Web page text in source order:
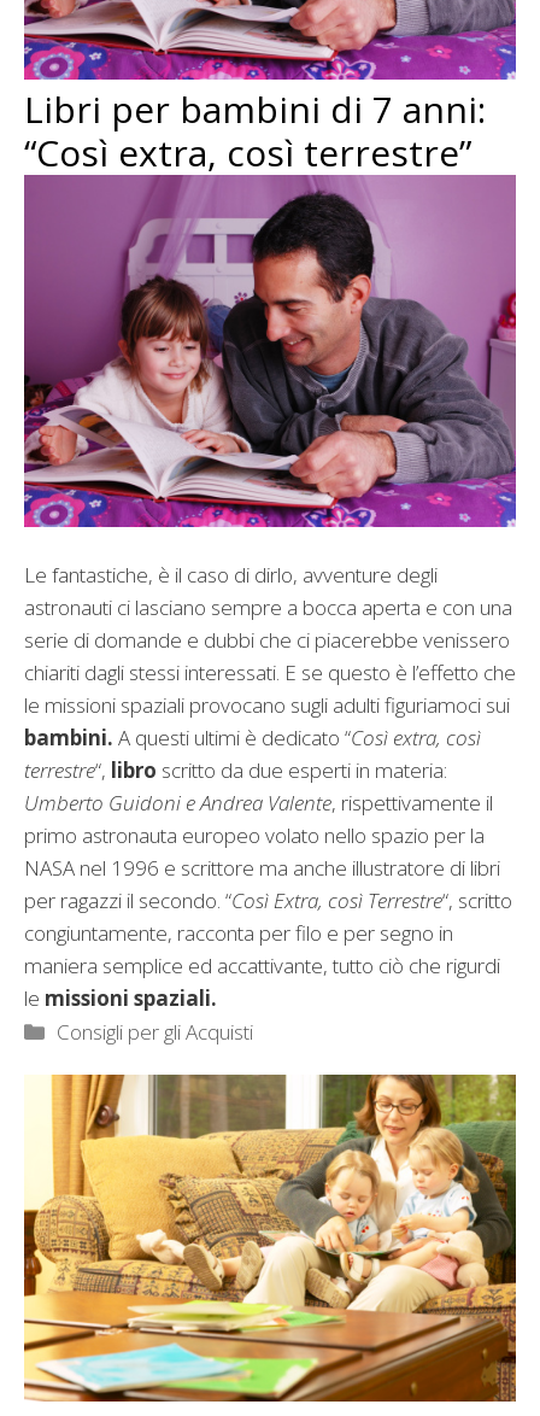
Libri per bambini di 7 anni:
“Così extra, così terrestre”
Le fantastiche, è il caso di dirlo, avventure degli
astronauti ci lasciano sempre a bocca aperta e con una
serie di domande e dubbi che ci piacerebbe venissero
chiariti dagli stessi interessati. E se questo è l’effetto che
le missioni spaziali provocano sugli adulti figuriamoci sui
bambini. A questi ultimi è dedicato “Così extra, così
terrestre“, libro scritto da due esperti in materia:
Umberto Guidoni eAndrea Valente, rispettivamente il
primo astronauta europeo volato nello spazio per la
NASA nel 1996 e scrittore ma anche illustratore di libri
per ragazzi il secondo. “Così Extra, così Terrestre“, scritto
congiuntamente, racconta per filo e per segno in
maniera semplice ed accattivante, tutto ciò che rigurdi
le missioni spaziali.
Categorie
Consigli per gli Acquisti